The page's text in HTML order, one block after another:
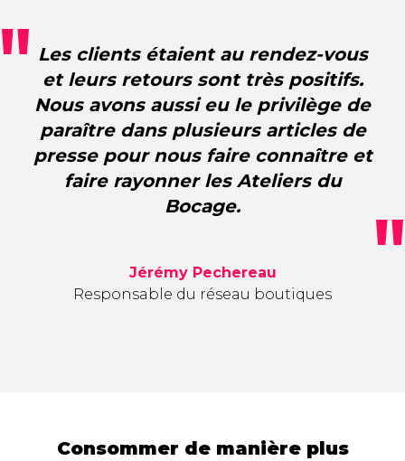
Les clients étaient au rendez-vous
et leurs retours sont très positifs.
Nous avons aussi eu le privilège de
paraître dans plusieurs articles de
presse pour nous faire connaître et
faire rayonner les Ateliers du
Bocage.
Jérémy Pechereau
Responsable du réseau boutiques
Consommer de manière plus